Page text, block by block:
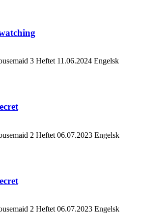
3 Heftet 11.06.2024 Engelsk
2 Heftet 06.07.2023 Engelsk
2 Heftet 06.07.2023 Engelsk